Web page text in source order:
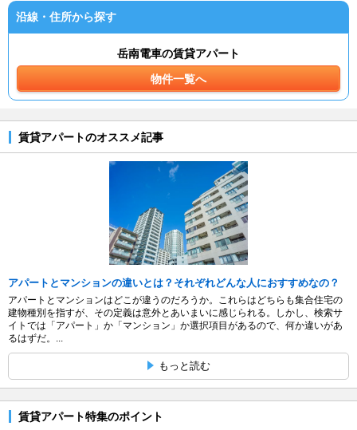
沿線・住所から探す
岳南電車の賃貸アパート
物件一覧へ
賃貸アパートのオススメ記事
アパートとマンションの違いとは？それぞれどんな人におすすめなの？
アパートとマンションはどこが違うのだろうか。これらはどちらも集合住宅の
建物種別を指すが、その定義は意外とあいまいに感じられる。しかし、検索サ
イトでは「アパート」か「マンション」か選択項目があるので、何か違いがあ
るはずだ。...
もっと読む
賃貸アパート特集のポイント